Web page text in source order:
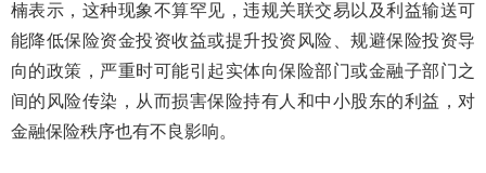
楠表示，这种现象不算罕见，违规关联交易以及利益输送可
能降低保险资金投资收益或提升投资风险、规避保险投资导
向的政策，严重时可能引起实体向保险部门或金融子部门之
间的风险传染，从而损害保险持有人和中小股东的利益，对
金融保险秩序也有不良影响。